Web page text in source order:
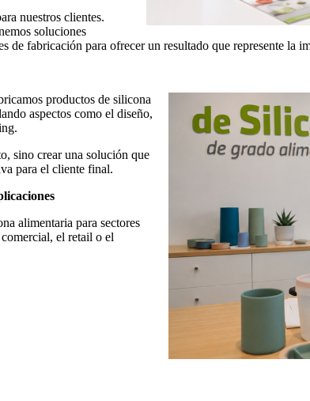
nuestros clientes.
soluciones
de fabricación para ofrecer un resultado que represente la
productos de silicona
aspectos como el diseño,
sino crear una solución que
para el cliente final.
alimentaria para sectores
el retail o el